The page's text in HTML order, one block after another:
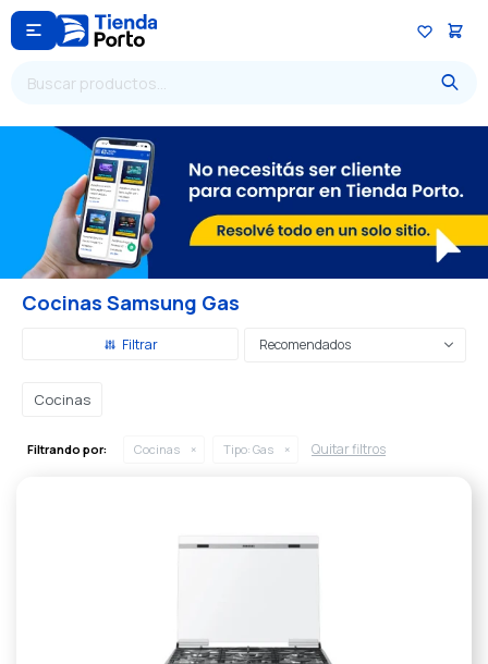

Cocinas Samsung Gas
Recomendados
Cocinas
Filtrando por: Cocinas Tipo: Gas Quitar filtros